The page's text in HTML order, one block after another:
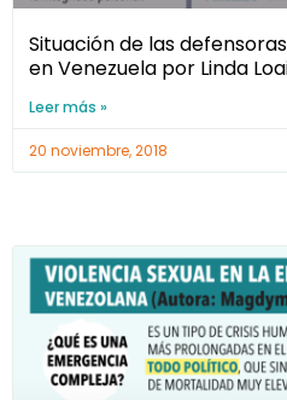
Situación de las
en Venezuela por Linda
Leer más »
20 noviembre, 2018